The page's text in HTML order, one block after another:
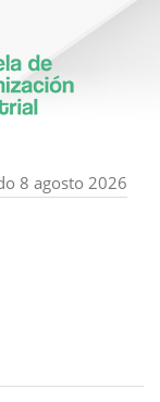
8 agosto 2026